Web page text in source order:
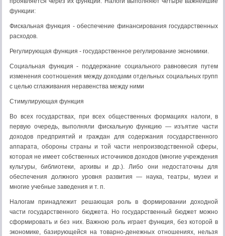
функции:
Фискальная функция - обеспечение финансирования государственных
расходов.
Регулирующая функция - государственное регулирование экономики.
Социальная функция - поддержание социального равновесия путем
изменения соотношения между доходами отдельных социальных групп
с целью сглаживания неравенства между ними
Стимулирующая функция
Во всех государствах, при всех общественных формациях налоги, в
первую очередь, выполняли фискальную функцию — изъятие части
доходов предприятий и граждан для содержания государственного
аппарата, обороны страны и той части непроизводственной сферы,
которая не имеет собственных источников до­ходов (многие учреждения
культуры, библиотеки, архивы и др.). Либо они недо­статочны для
обеспечения должного уровня развития — наука, театры, музеи и
многие учебные заведения и т. п.
Налогам принадлежит решающая роль в формировании доходной
части государственного бюджета. Но государственный бюджет можно
сформировать и без них. Важною роль играет функция, без которой в
экономике, базирующейся на товарно-денежных отношениях, нельзя